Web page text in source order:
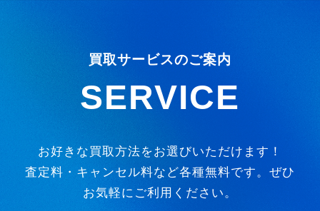
買取サービスのご案内
SERVICE
お好きな買取方法をお選びいただけます！
査定料・キャンセル料など各種無料です。ぜひ
お気軽にご利用ください。